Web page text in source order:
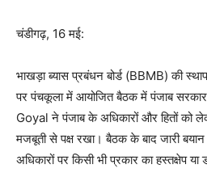
चंडीगढ़, 16 मई:
भाखड़ा ब्यास प्रबंधन बोर्ड (BBMB) की
पर पंचकूला में आयोजित बैठक में पंजाब
Goyal ने पंजाब के अधिकारों और हितों को
मजबूती से पक्ष रखा। बैठक के बाद जारी
अधिकारों पर किसी भी प्रकार का हस्तक्षेप या